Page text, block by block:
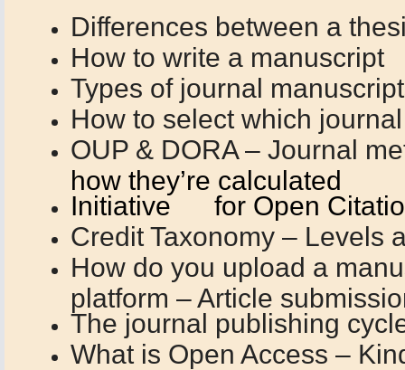
Differences between a
How to write a manuscript
Types of journal
How to select which
OUP & DORA – Journal
how they’re calculated
Initiative for Open
Credit Taxonomy – Levels
How do you upload a
platform – Article
The journal publishing
What is Open Access –